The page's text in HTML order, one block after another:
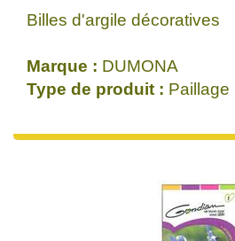
Billes d'argile décoratives
Marque : DUMONA
Type de produit : Paillage